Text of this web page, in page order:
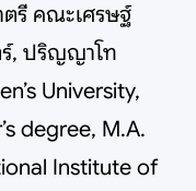
รี คณะเศรษฐ์
ร์, ปริญญาโท
University,
degree, M.A.
Institute of